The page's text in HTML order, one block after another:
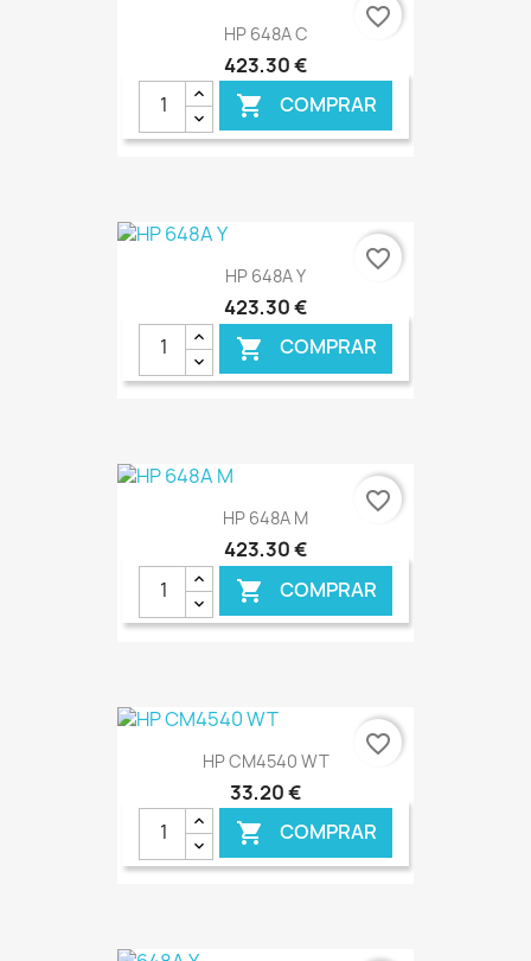
HP 648A C
423,30 €
 COMPRAR
€ ONLINE
favorite_border
HP 648A Y
423,30 €
 COMPRAR
€ ONLINE
favorite_border
HP 648A M
423,30 €
 COMPRAR
€ ONLINE
favorite_border
HP CM4540 WT
33,20 €
 COMPRAR
favorite_border